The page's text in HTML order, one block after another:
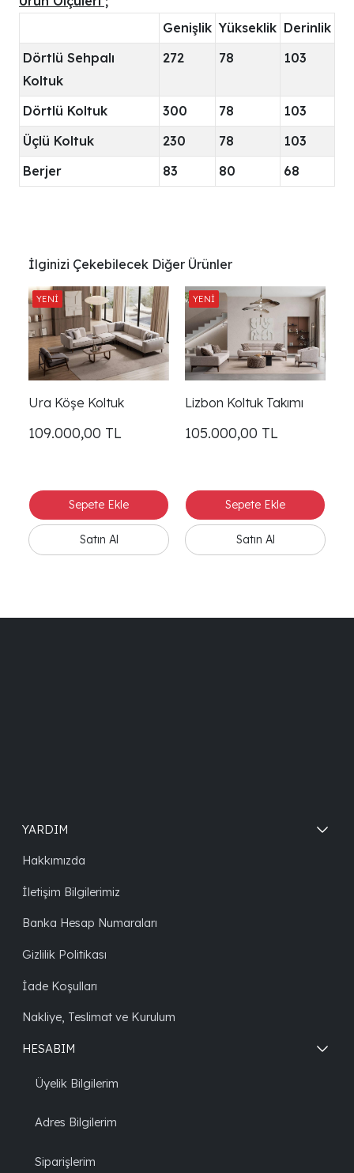
Genişlik Yükseklik Derinlik
Dörtlü Sehpalı
Koltuk
272 78 103
Dörtlü Koltuk 300 78
103
Üçlü Koltuk
230 78
103
Berjer
83 80 68
İlginizi Çekebilecek Diğer Ürünler
Ura Köşe Koltuk
109.000,00 TL
Lizbon Koltuk Takımı
105.000,00 TL
YARDIM
Hakkımızda
İletişim Bilgilerimiz
Banka Hesap Numaraları
Gizlilik Politikası
İade Koşulları
Nakliye, Teslimat ve Kurulum
HESABIM
Üyelik Bilgilerim
Adres Bilgilerim
Siparişlerim